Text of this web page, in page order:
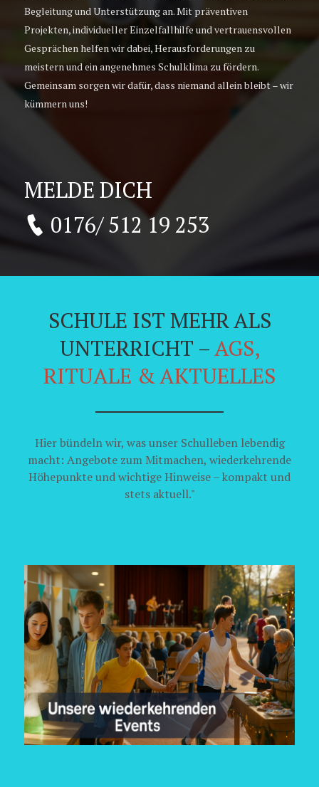
Begleitung und Unterstützung an. Mit präventiven
Projekten, individueller Einzelfallhilfe und vertrauensvollen
Gesprächen helfen wir dabei, Herausforderungen zu
meistern und ein angenehmes Schulklima zu fördern.
Gemeinsam sorgen wir dafür, dass niemand allein bleibt – wir
kümmern uns!
MELDE DICH
0176/ 512 19 253
SCHULE IST MEHR ALS
UNTERRICHT –AGS,
RITUALE & AKTUELLES
Hier bündeln wir, was unser Schulleben lebendig
macht: Angebote zum Mitmachen, wiederkehrende
Höhepunkte und wichtige Hinweise – kompakt und
stets aktuell."